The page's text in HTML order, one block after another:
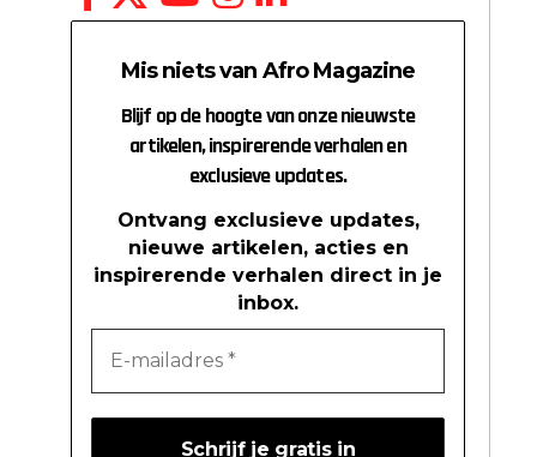
Mis niets van Afro Magazine
Blijf op de hoogte van onze nieuwste
artikelen, inspirerende verhalen en
exclusieve updates.
Ontvang exclusieve updates,
nieuwe artikelen, acties en
inspirerende verhalen direct in je
inbox.